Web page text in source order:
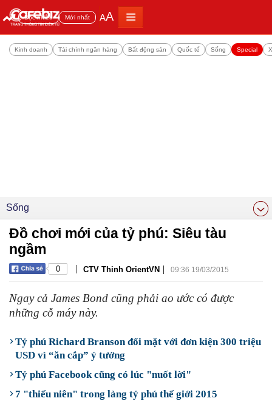
Đọc nhiều Mới nhất AA
Kinh doanh Tài chính ngân hàng Bất động sản Quốc tế Sống Special
Sống
Đồ chơi mới của tỷ phú: Siêu tàu
ngầm
0 | CTV Thinh OrientVN | 09:36 19/03/2015
Ngay cả James Bond cũng phải ao ước có được
những cỗ máy này.
Tỷ phú Richard Branson đối mặt với đơn kiện 300 triệu
USD vì “ăn cắp” ý tưởng
Tỷ phú Facebook cũng có lúc "nuốt lời"
7 "thiếu niên" trong làng tỷ phú thế giới 2015